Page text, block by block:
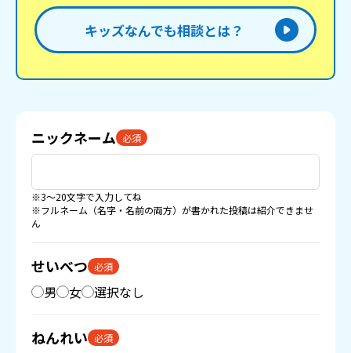
キッズなんでも相談とは？
ニックネーム 必須
※3〜20文字で入力してね
※フルネーム（名字・名前の両方）が書かれた投稿は紹介できませ
ん
せいべつ 必須
男 女 選択なし
ねんれい 必須